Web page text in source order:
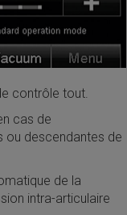
contrôle tout.
cas de
ou descendantes de
de la
intra-articulaire